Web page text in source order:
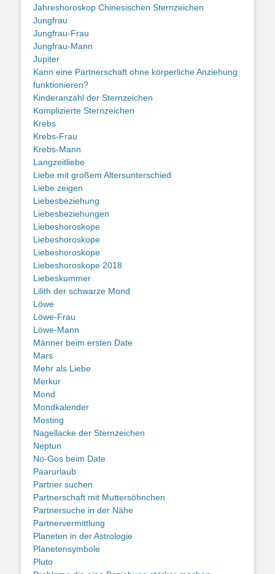
Jahreshoroskop Chinesischen Sternzeichen
Jungfrau
Jungfrau-Frau
Jungfrau-Mann
Jupiter
Kann eine Partnerschaft ohne körperliche Anziehung
funktionieren?
Kinderanzahl der Sternzeichen
Komplizierte Sternzeichen
Krebs
Krebs-Frau
Krebs-Mann
Langzeitliebe
Liebe mit großem Altersunterschied
Liebe zeigen
Liebesbeziehung
Liebesbeziehungen
Liebeshoroskope
Liebeshoroskope
Liebeshoroskope
Liebeshoroskope 2018
Liebeskummer
Lilith der schwarze Mond
Löwe
Löwe-Frau
Löwe-Mann
Männer beim ersten Date
Mars
Mehr als Liebe
Merkur
Mond
Mondkalender
Mosting
Nagellacke der Sternzeichen
Neptun
No-Gos beim Date
Paarurlaub
Partner suchen
Partnerschaft mit Muttersöhnchen
Partnersuche in der Nähe
Partnervermittlung
Planeten in der Astrologie
Planetensymbole
Pluto